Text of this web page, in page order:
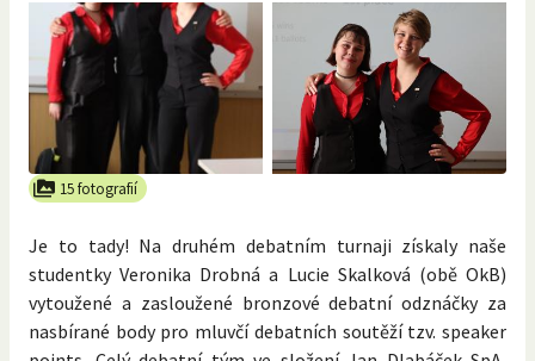
15 fotografií
Je to tady! Na druhém debatním turnaji získaly naše
studentky Veronika Drobná a Lucie Skalková (obě OkB)
vytoužené a zasloužené bronzové debatní odznáčky za
nasbírané body pro mluvčí debatních soutěží tzv. speaker